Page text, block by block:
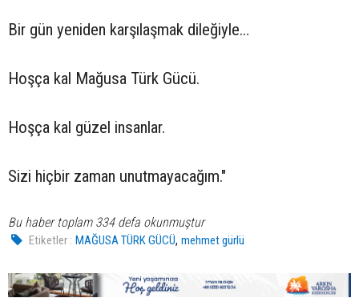
Bir gün yeniden karşılaşmak dileğiyle…
Hoşça kal Mağusa Türk Gücü.
Hoşça kal güzel insanlar.
Sizi hiçbir zaman unutmayacağım."
Bu haber toplam 334 defa okunmuştur
Etiketler : MAĞUSA TÜRK GÜCÜ,mehmet gürlü